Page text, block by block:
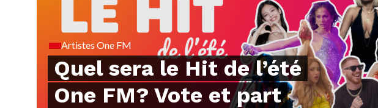
Artistes One FM
Quel sera le Hit de l’été
One FM? Vote et part